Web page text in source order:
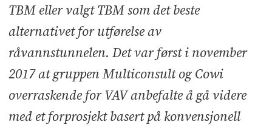
TBM eller valgt TBM som det beste
alternativet for utførelse av
råvannstunnelen. Det var først i november
2017 at gruppen Multiconsult og Cowi
overraskende for VAV anbefalte å gå videre
med et forprosjekt basert på konvensjonell